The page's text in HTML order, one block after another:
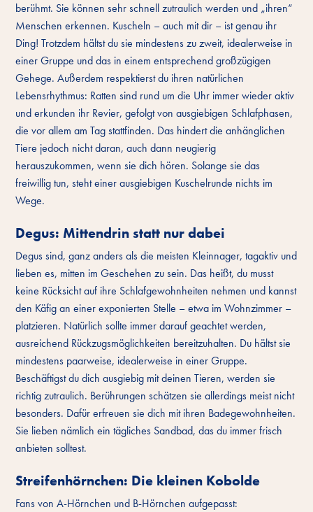
berühmt. Sie können sehr schnell zutraulich werden und „ihren“
Menschen erkennen. Kuscheln – auch mit dir – ist genau ihr
Ding! Trotzdem hältst du sie mindestens zu zweit, idealerweise in
einer Gruppe und das in einem entsprechend großzügigen
Gehege. Außerdem respektierst du ihren natürlichen
Lebensrhythmus: Ratten sind rund um die Uhr immer wieder aktiv
und erkunden ihr Revier, gefolgt von ausgiebigen Schlafphasen,
die vor allem am Tag stattfinden. Das hindert die anhänglichen
Tiere jedoch nicht daran, auch dann neugierig
herauszukommen, wenn sie dich hören. Solange sie das
freiwillig tun, steht einer ausgiebigen Kuschelrunde nichts im
Wege.
Degus: Mittendrin statt nur dabei
Degus sind, ganz anders als die meisten Kleinnager, tagaktiv und
lieben es, mitten im Geschehen zu sein. Das heißt, du musst
keine Rücksicht auf ihre Schlafgewohnheiten nehmen und kannst
den Käfig an einer exponierten Stelle – etwa im Wohnzimmer –
platzieren. Natürlich sollte immer darauf geachtet werden,
ausreichend Rückzugsmöglichkeiten bereitzuhalten. Du hältst sie
mindestens paarweise, idealerweise in einer Gruppe.
Beschäftigst du dich ausgiebig mit deinen Tieren, werden sie
richtig zutraulich. Berührungen schätzen sie allerdings meist nicht
besonders. Dafür erfreuen sie dich mit ihren Badegewohnheiten.
Sie lieben nämlich ein tägliches Sandbad, das du immer frisch
anbieten solltest.
Streifenhörnchen: Die kleinen Kobolde
Fans von A-Hörnchen und B-Hörnchen aufgepasst: